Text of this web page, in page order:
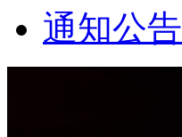
通知公告